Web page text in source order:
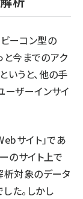
ーコン型の
と今までのアク
いうと、他の手
ーザーインサイ
サイト」であ
のサイト上で
析対象のデータ
た。しかし